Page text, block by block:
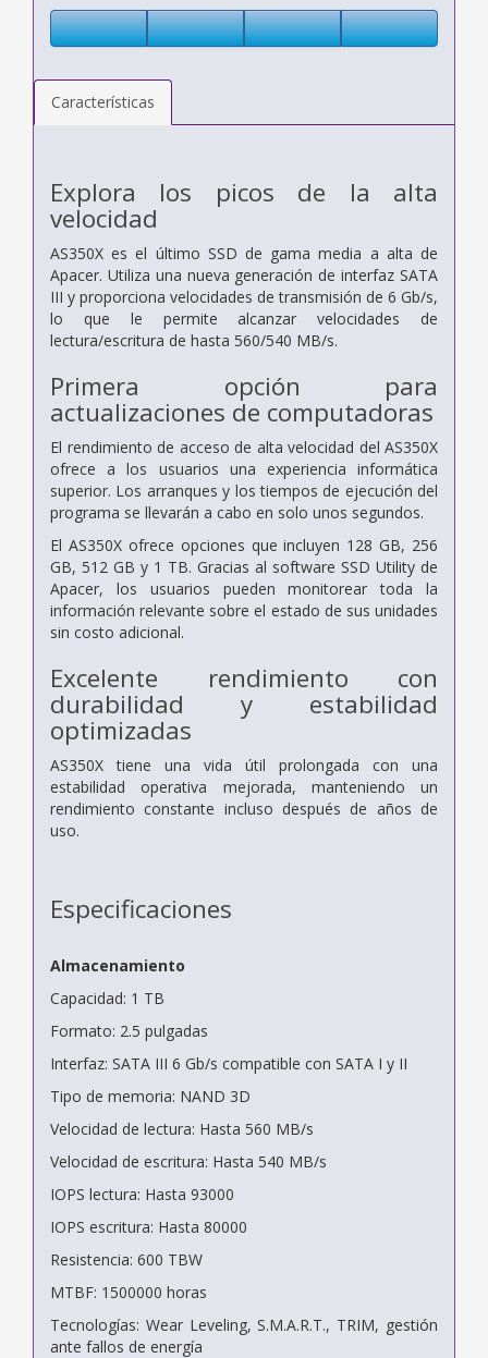
Características
Explora los picos de la alta
velocidad
AS350X es el último SSD de gama media a alta de
Apacer. Utiliza una nueva generación de interfaz SATA
III y proporciona velocidades de transmisión de 6 Gb/s,
lo que le permite alcanzar velocidades de
lectura/escritura de hasta 560/540 MB/s.
Primera opción para
actualizaciones de computadoras
El rendimiento de acceso de alta velocidad del AS350X
ofrece a los usuarios una experiencia informática
superior. Los arranques y los tiempos de ejecución del
programa se llevarán a cabo en solo unos segundos.
El AS350X ofrece opciones que incluyen 128 GB, 256
GB, 512 GB y 1 TB. Gracias al software SSD Utility de
Apacer, los usuarios pueden monitorear toda la
información relevante sobre el estado de sus unidades
sin costo adicional.
Excelente rendimiento con
durabilidad y estabilidad
optimizadas
AS350X tiene una vida útil prolongada con una
estabilidad operativa mejorada, manteniendo un
rendimiento constante incluso después de años de
uso.
Especificaciones
Almacenamiento
Capacidad: 1 TB
Formato: 2.5 pulgadas
Interfaz: SATA III 6 Gb/s compatible con SATA I y II
Tipo de memoria: NAND 3D
Velocidad de lectura: Hasta 560 MB/s
Velocidad de escritura: Hasta 540 MB/s
IOPS lectura: Hasta 93000
IOPS escritura: Hasta 80000
Resistencia: 600 TBW
MTBF: 1500000 horas
Tecnologías: Wear Leveling, S.M.A.R.T., TRIM, gestión
ante fallos de energía